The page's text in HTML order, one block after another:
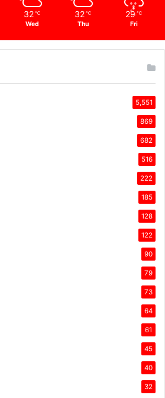
32 ℃
Wed
32 ℃
Thu
29 ℃
Fri
5,551
869
682
516
222
185
128
122
90
79
73
64
61
45
40
32